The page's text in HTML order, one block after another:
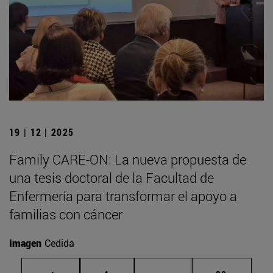
19 | 12 | 2025
Family CARE-ON: La nueva propuesta de
una tesis doctoral de la Facultad de
Enfermería para transformar el apoyo a
familias con cáncer
Imagen Cedida